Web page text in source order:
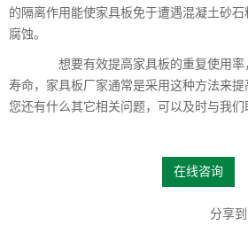
的隔离作用能使家具板免于遭遇混凝土砂
腐蚀。
想要有效提高家具板的重复使用率
寿命，家具板厂家通常是采用这种方法来
您还有什么其它相关问题，可以及时与我们
在线咨询
分享到